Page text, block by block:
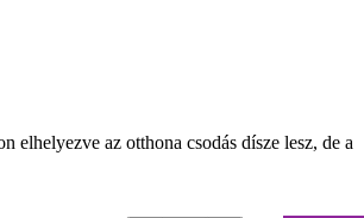
elhelyezve az otthona csodás dísze lesz, de a